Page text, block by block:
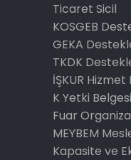
Ticaret Sicil
KOSGEB
GEKA
TKDK
İŞKUR Hizmet
K Yetki Belgesi
Fuar
MEYBEM
Kapasite ve